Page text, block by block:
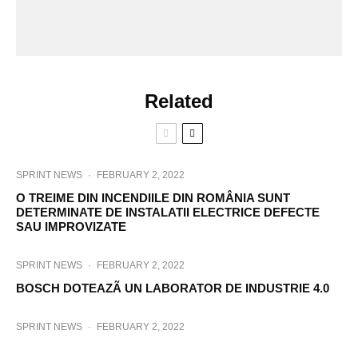
Related
SPRINT NEWS · FEBRUARY 2, 2022
O TREIME DIN INCENDIILE DIN ROMÂNIA SUNT
DETERMINATE DE INSTALATII ELECTRICE DEFECTE
SAU IMPROVIZATE
SPRINT NEWS · FEBRUARY 2, 2022
BOSCH DOTEAZÃ UN LABORATOR DE INDUSTRIE 4.0
SPRINT NEWS · FEBRUARY 2, 2022